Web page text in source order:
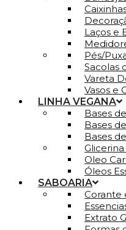
Laços e
Pés/
Sacolas
Vareta
Vasos e
LINHA VEGANA
Bases
Bases
Bases
Oleo
Óleos
SABOARIA
Corante
Extrato